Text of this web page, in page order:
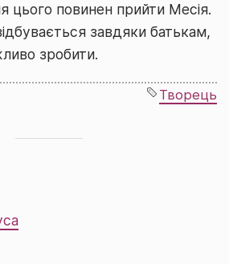
цього повинен прийти Месія.
завдяки батькам,
зробити.
Творець